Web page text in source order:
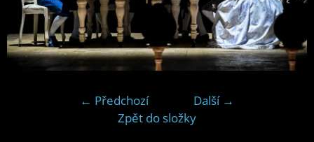
← Předchozí
Další →
Zpět do složky